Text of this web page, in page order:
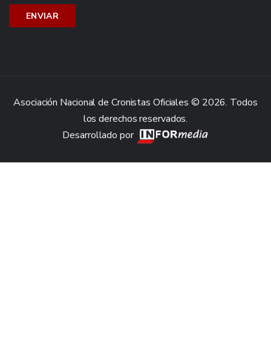
Asociación Nacional de Cronistas Oficiales © 2026. Todos
los derechos reservados.
Desarrollado por